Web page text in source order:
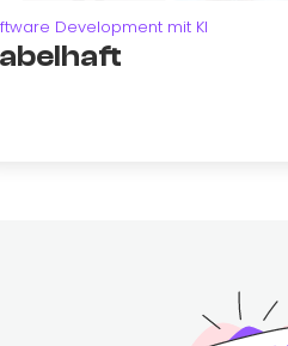
Development mit KI